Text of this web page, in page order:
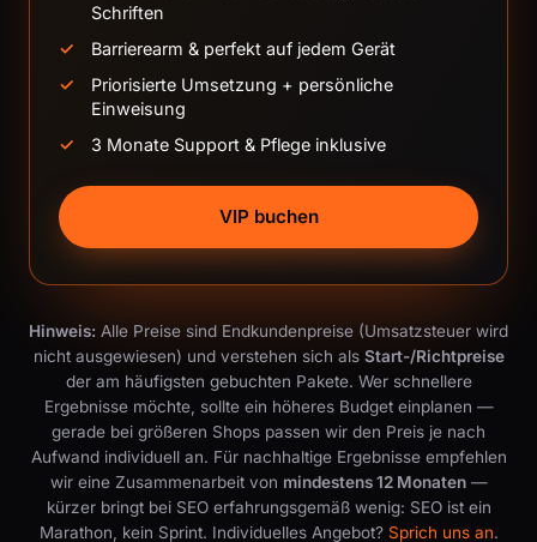
Schriften
Barrierearm & perfekt auf jedem Gerät
Priorisierte Umsetzung + persönliche
Einweisung
3 Monate Support & Pflege inklusive
VIP buchen
Hinweis: Alle Preise sind Endkundenpreise (Umsatzsteuer wird
nicht ausgewiesen) und verstehen sich als Start-/Richtpreise
der am häufigsten gebuchten Pakete. Wer schnellere
Ergebnisse möchte, sollte ein höheres Budget einplanen —
gerade bei größeren Shops passen wir den Preis je nach
Aufwand individuell an. Für nachhaltige Ergebnisse empfehlen
wir eine Zusammenarbeit von mindestens 12 Monaten—
kürzer bringt bei SEO erfahrungsgemäß wenig: SEO ist ein
Marathon, kein Sprint. Individuelles Angebot? Sprich uns an.